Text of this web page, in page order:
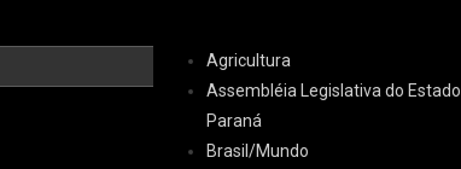
Agricultura
Assembléia Legislativa do Estado
Paraná
Brasil/Mundo